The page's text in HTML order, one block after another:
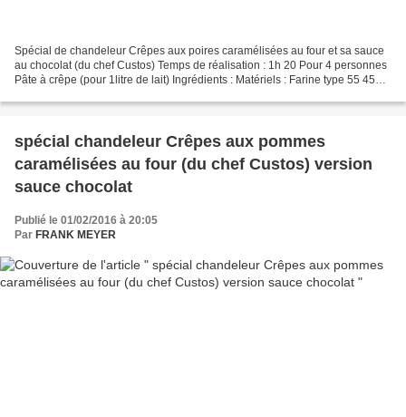
Spécial de chandeleur Crêpes aux poires caramélisées au four et sa sauce
au chocolat (du chef Custos) Temps de réalisation : 1h 20 Pour 4 personnes
Pâte à crêpe (pour 1litre de lait) Ingrédients : Matériels : Farine type 55 450 à
spécial chandeleur Crêpes aux pommes
caramélisées au four (du chef Custos) version
sauce chocolat
Publié le 01/02/2016 à 20:05
Par FRANK MEYER